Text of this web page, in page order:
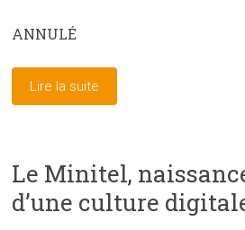
ANNULÉ
Lire la suite
Le Minitel,
d’une culture